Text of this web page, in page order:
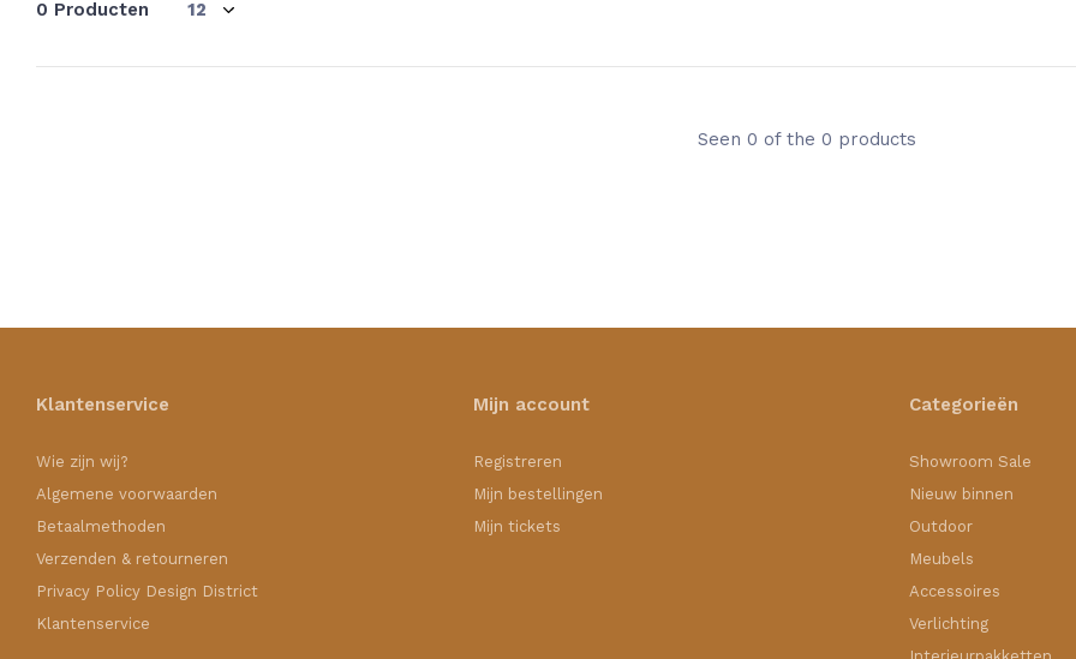
0 Producten
Seen 0 of the 0 products
Klantenservice
Wie zijn wij?
Algemene voorwaarden
Betaalmethoden
Verzenden & retourneren
Privacy Policy Design District
Klantenservice
Mijn account
Registreren
Mijn bestellingen
Mijn tickets
Categorieën
Showroom Sale
Nieuw binnen
Outdoor
Meubels
Accessoires
Verlichting